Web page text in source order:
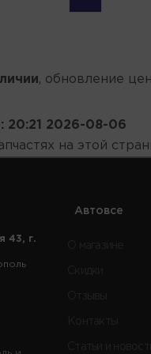
, обновление
20:21 2026-08-06
на этой
43, г.
Автовсе